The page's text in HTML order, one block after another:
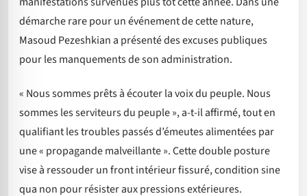
démarche rare pour un événement de cette nature,
Masoud Pezeshkian a présenté des excuses publiques
pour les manquements de son administration.
« Nous sommes prêts à écouter la voix du peuple. Nous
sommes les serviteurs du peuple », a-t-il affirmé, tout en
qualifiant les troubles passés d’émeutes alimentées par
une « propagande malveillante ». Cette double posture
vise à ressouder un front intérieur fissuré, condition sine
qua non pour résister aux pressions extérieures.